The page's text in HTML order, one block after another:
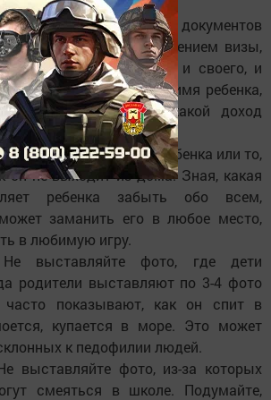
Не раскрывайте данные документов
хвастаясь получением визы,
фото паспорта - и своего, и
документа и полное имя ребенка,
где он живет, и какой доход
увлечения ребенка или то,
он не выходит из дома. Зная, какая
ребенка забыть обо всем,
заманить его в любое место,
в любимую игру.
выставляйте фото, где дети
родители выставляют по 3-4 фото
часто показывают, как он спит в
купается в море. Это может
к педофилии людей.
выставляйте фото, из-за которых
смеяться в школе. Подумайте,